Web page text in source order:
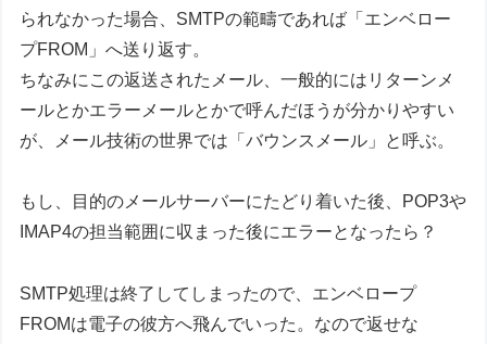
られなかった場合、SMTPの範疇であれば「エンベロー
プFROM」へ送り返す。
ちなみにこの返送されたメール、一般的にはリターンメ
ールとかエラーメールとかで呼んだほうが分かりやすい
が、メール技術の世界では「バウンスメール」と呼ぶ。
もし、目的のメールサーバーにたどり着いた後、POP3や
IMAP4の担当範囲に収まった後にエラーとなったら？
SMTP処理は終了してしまったので、エンベロープ
FROMは電子の彼方へ飛んでいった。なので返せな